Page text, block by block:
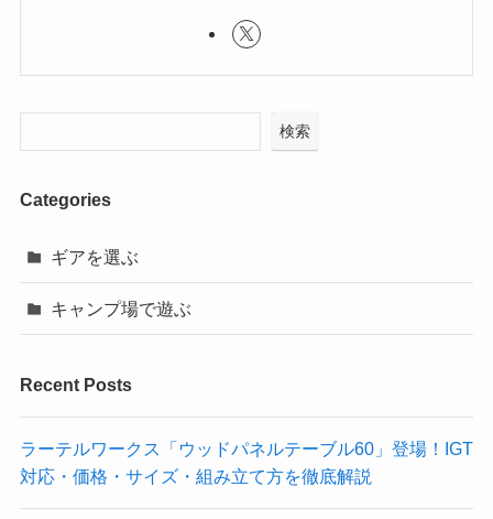
検索
Categories
ギアを選ぶ
キャンプ場で遊ぶ
Recent Posts
ラーテルワークス「ウッドパネルテーブル60」登場！IGT
対応・価格・サイズ・組み立て方を徹底解説